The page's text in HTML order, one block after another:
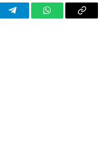
TelegramWhatsAppCopy